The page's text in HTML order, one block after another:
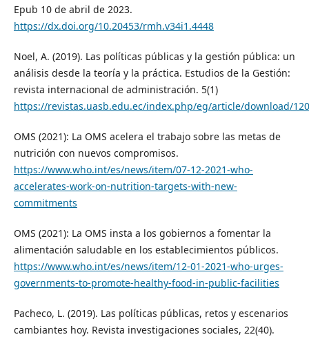
Epub 10 de abril de 2023.
https://dx.doi.org/10.20453/rmh.v34i1.4448
Noel, A. (2019). Las políticas públicas y la gestión pública: un
análisis desde la teoría y la práctica. Estudios de la Gestión:
revista internacional de administración. 5(1)
https://revistas.uasb.edu.ec/index.php/eg/article/download/
OMS (2021): La OMS acelera el trabajo sobre las metas de
nutrición con nuevos compromisos.
https://www.who.int/es/news/item/07-12-2021-who-
accelerates-work-on-nutrition-targets-with-new-
commitments
OMS (2021): La OMS insta a los gobiernos a fomentar la
alimentación saludable en los establecimientos públicos.
https://www.who.int/es/news/item/12-01-2021-who-urges-
governments-to-promote-healthy-food-in-public-facilities
Pacheco, L. (2019). Las políticas públicas, retos y escenarios
cambiantes hoy. Revista investigaciones sociales, 22(40).